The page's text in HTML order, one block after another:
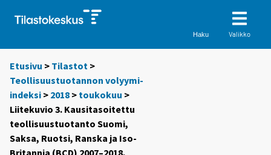
Haku Valikko
Etusivu > Tilastot >
Teollisuustuotannon volyymi-
indeksi > 2018 > toukokuu >
Liitekuvio 3. Kausitasoitettu
teollisuustuotanto Suomi,
Saksa, Ruotsi, Ranska ja Iso-